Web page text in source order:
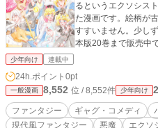
るというエクソシス
た漫画です。絵柄が
すすいません。少し
本版20巻まで販売中
少年向け 連載中
24h.ポイント 0pt
一般漫画 8,552 位 / 8,552件 少年向け
ファンタジー ギャグ・コメディ
現代風ファンタジー
悪魔 エクソ